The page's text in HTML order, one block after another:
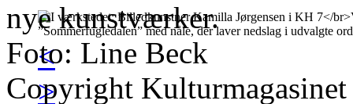
<
>
nye kunstværker.
Foto: Line Beck
Copyright